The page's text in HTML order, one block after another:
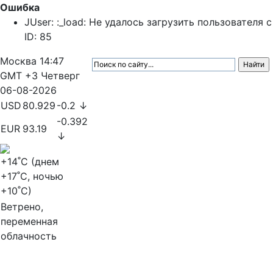
Ошибка
JUser: :_load: Не удалось загрузить пользователя с
ID: 85
Москва 14:47
GMT +3 Четверг
06-08-2026
USD 80.929 -0.2 ↓
EUR 93.19
-0.392
↓
+14˚C (днем
+17˚C, ночью
+10˚C)
Ветрено,
переменная
облачность